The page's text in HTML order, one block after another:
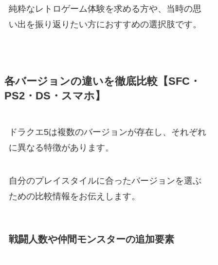
純粋なレトロゲーム体験を求める方や、当時の思
い出を振り返りたい方におすすめの選択肢です。
各バージョンの違いを徹底比較【SFC・
PS2・DS・スマホ】
ドラクエ5は複数のバージョンが存在し、それぞれ
に異なる特徴があります。
自分のプレイスタイルに合ったバージョンを選ぶ
ための比較情報をお伝えします。
戦闘人数や仲間モンスターの追加要素